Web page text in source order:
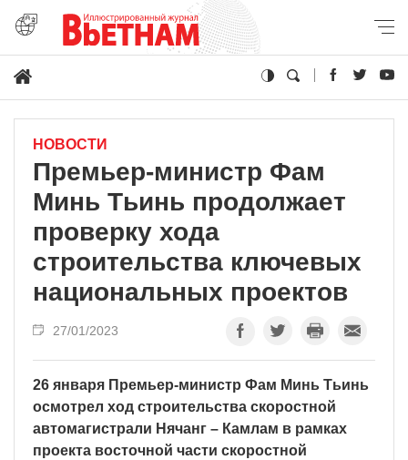
НОВОСТИ
Премьер-министр Фам
Минь Тьинь продолжает
проверку хода
строительства ключевых
национальных проектов
27/01/2023
26 января Премьер-министр Фам Минь Тьинь
осмотрел ход строительства скоростной
автомагистрали Нячанг – Камлам в рамках
проекта восточной части скоростной